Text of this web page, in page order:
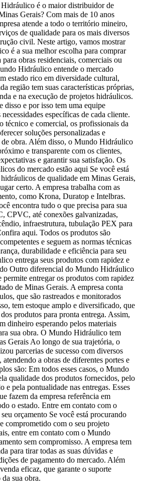
é o maior distribuidor de
Gerais? Com mais de 10 anos
atende a todo o território mineiro,
de qualidade para os mais diversos
civil. Neste artigo, vamos mostrar
é a sua melhor escolha para comprar
obras residenciais, comerciais ou
Hidráulico entende o mercado
estado rico em diversidade cultural,
região tem suas características próprias,
e na execução de projetos hidráulicos.
e por isso tem uma equipe
específicas de cada cliente.
técnico e comercial, os profissionais da
soluções personalizadas e
de obra. Além disso, o Mundo Hidráulico
e transparente com os clientes,
e garantir sua satisfação. Os
do mercado estão aqui Se você está
de qualidade em Minas Gerais,
certo. A empresa trabalha com as
como Krona, Duratop e Intelbras.
encontra tudo o que precisa para sua
CPVC, até conexões galvanizadas,
infraestrutura, tubulação PEX para
aqui. Todos os produtos são
e seguem as normas técnicas
durabilidade e eficiência para seu
entrega seus produtos com rapidez e
Outro diferencial do Mundo Hidráulico
entregar os produtos com rapidez
de Minas Gerais. A empresa conta
que são rastreados e monitorados
tem estoque amplo e diversificado, que
produtos para pronta entrega. Assim,
dinheiro esperando pelos materiais
sua obra. O Mundo Hidráulico tem
Gerais Ao longo de sua trajetória, o
parcerias de sucesso com diversos
a obras de diferentes portes e
são: Em todos esses casos, o Mundo
qualidade dos produtos fornecidos, pelo
e pela pontualidade nas entregas. Esses
fazem da empresa referência em
o estado. Entre em contato com o
orçamento Se você está procurando
comprometido com o seu projeto
entre em contato com o Mundo
sem compromisso. A empresa tem
para tirar todas as suas dúvidas e
de pagamento do mercado. Além
eficaz, que garante o suporte
da sua obra.